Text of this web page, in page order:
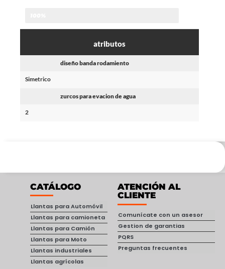
atributos
diseño banda rodamiento
Simetrico
zurcos para evacion de agua
2
CATÁLOGO
Llantas para Automóvil
Llantas para camioneta
Llantas para Camión
Llantas para Moto
Llantas industriales
Llantas agrícolas
ATENCIÓN AL
CLIENTE
Comunícate con un asesor
Gestion de garantias
PQRS
Preguntas frecuentes